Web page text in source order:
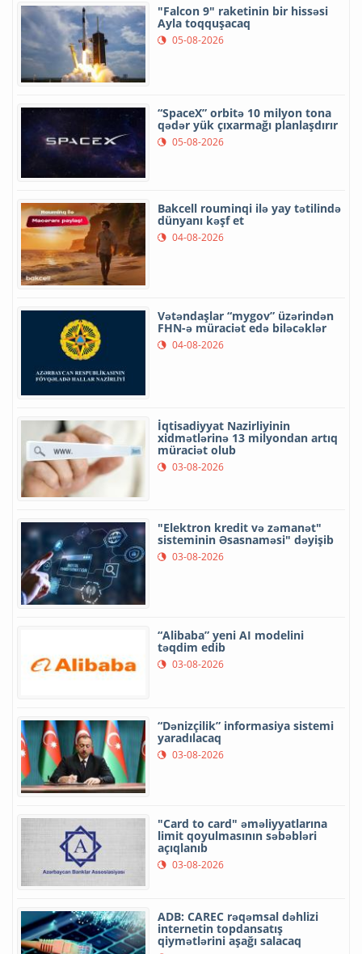
"Falcon 9" raketinin bir hissəsi
Ayla toqquşacaq
05-08-2026
“SpaceX” orbitə 10 milyon tona
qədər yük çıxarmağı planlaşdırır
05-08-2026
Bakcell rouminqi ilə yay tətilində
dünyanı kəşf et
04-08-2026
Vətəndaşlar “mygov” üzərindən
FHN-ə müraciət edə biləcəklər
04-08-2026
İqtisadiyyat Nazirliyinin
xidmətlərinə 13 milyondan artıq
müraciət olub
03-08-2026
"Elektron kredit və zəmanət"
sisteminin Əsasnaməsi" dəyişib
03-08-2026
“Alibaba” yeni AI modelini
təqdim edib
03-08-2026
“Dənizçilik” informasiya sistemi
yaradılacaq
03-08-2026
"Card to card" əməliyyatlarına
limit qoyulmasının səbəbləri
açıqlanıb
03-08-2026
ADB: CAREC rəqəmsal dəhlizi
internetin topdansatış
qiymətlərini aşağı salacaq